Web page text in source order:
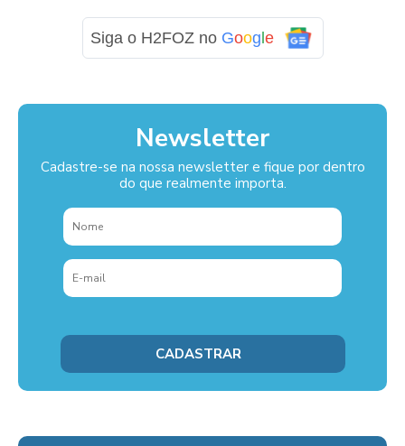
Siga o H2FOZ no Google
Newsletter
Cadastre-se na nossa newsletter e fique por dentro
do que realmente importa.